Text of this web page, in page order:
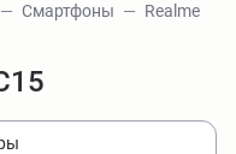
Смартфоны
Realme